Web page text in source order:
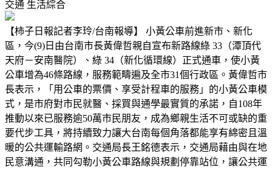
交通 生活綜合
【柿子日報記者李玲/台南報導】 小黃公車前進新市、新化
區，今(9)日由台南市長黃偉哲親自宣布新路線綠 33（潭頂代
天府－安南醫院）、綠 34（新化循環線）正式通車，使小黃
公車增為46條路線，服務範疇遍及全市31個行政區。黃偉哲市
長表示，「用公車的票價、享受計程車的服務」的小黃公車模
式，是市府對市民就醫、採買與通學最實質的承諾，自108年
推動以來已服務逾50萬市民朋友，成為鄉親生活不可或缺的重
要代步工具，將持續致力讓大台南每個角落都能享有綿密且溫
暖的公共運輸路網。交通局長王銘德表示，交通局藉由與在地
民意溝通，共同勾勒小黃公車路線與規劃停靠站位，讓公共運